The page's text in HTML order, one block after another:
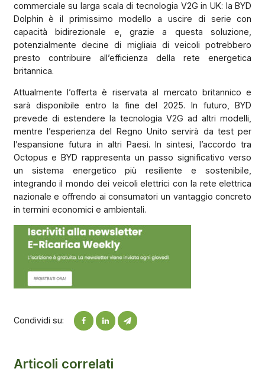
commerciale su larga scala di tecnologia V2G in UK: la BYD
Dolphin è il primissimo modello a uscire di serie con
capacità bidirezionale e, grazie a questa soluzione,
potenzialmente decine di migliaia di veicoli potrebbero
presto contribuire all’efficienza della rete energetica
britannica.
Attualmente l’offerta è riservata al mercato britannico e
sarà disponibile entro la fine del 2025. In futuro, BYD
prevede di estendere la tecnologia V2G ad altri modelli,
mentre l’esperienza del Regno Unito servirà da test per
l’espansione futura in altri Paesi. In sintesi, l’accordo tra
Octopus e BYD rappresenta un passo significativo verso
un sistema energetico più resiliente e sostenibile,
integrando il mondo dei veicoli elettrici con la rete elettrica
nazionale e offrendo ai consumatori un vantaggio concreto
in termini economici e ambientali.
Condividi su:
Articoli correlati